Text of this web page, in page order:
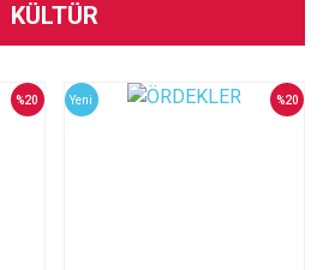
KÜLTÜR
%20 Yeni %20